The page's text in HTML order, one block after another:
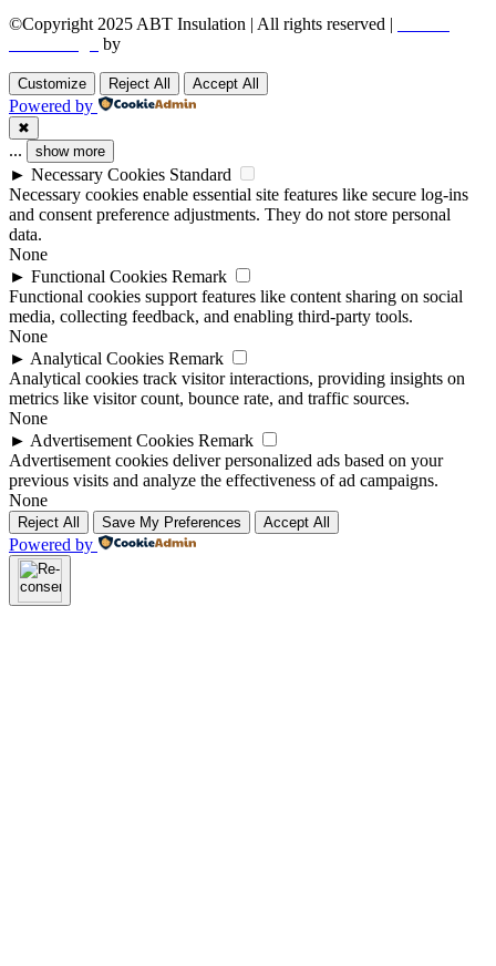
©Copyright 2025 ABT Insulation | All rights reserved |
by
Customize Reject All Accept All
Powered by
✖
... show more
► Necessary Cookies Standard
Necessary cookies enable essential site features like secure log-ins
and consent preference adjustments. They do not store personal
data.
None
► Functional Cookies Remark
Functional cookies support features like content sharing on social
media, collecting feedback, and enabling third-party tools.
None
► Analytical Cookies Remark
Analytical cookies track visitor interactions, providing insights on
metrics like visitor count, bounce rate, and traffic sources.
None
► Advertisement Cookies Remark
Advertisement cookies deliver personalized ads based on your
previous visits and analyze the effectiveness of ad campaigns.
None
Reject All Save My Preferences Accept All
Powered by